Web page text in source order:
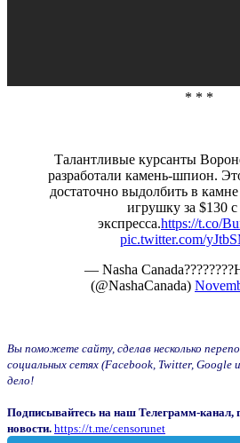
* * *
Талантливые курсанты
разработали камень-шпион.
достаточно выдолбить в
игрушку за $130
экспресса.https://t.co/
pic.twitter.com/
— Nasha
(@NashaCanada)
Вы поможете сайту, сделав несколько
социальных сетях (Facebook, Twitter, Google
дело!
Подписывайтесь на наш Телеграмм-канал,
новости. https://t.me/censorunet